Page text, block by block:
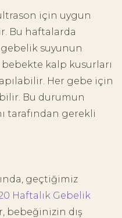
için uygun
Bu haftalarda
gebelik suyunun
kalp kusurları
Her gebe için
Bu durumun
tarafından gerekli
geçtiğimiz
Haftalık Gebelik
bebeğinizin dış